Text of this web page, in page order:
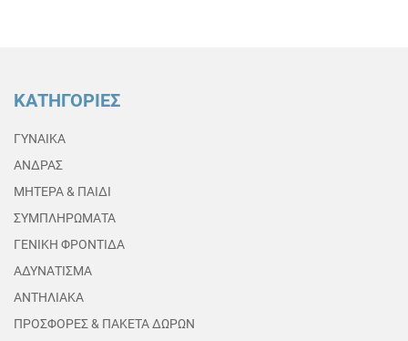
ΚΑΤΗΓΟΡΙΕΣ
ΓΥΝΑΙΚΑ
ΑΝΔΡΑΣ
ΜΗΤΕΡΑ & ΠΑΙΔΙ
ΣΥΜΠΛΗΡΩΜΑΤΑ
ΓΕΝΙΚΗ ΦΡΟΝΤΙΔΑ
ΑΔΥΝΑΤΙΣΜΑ
ΑΝΤΗΛΙΑΚΑ
ΠΡΟΣΦΟΡΕΣ & ΠΑΚΕΤΑ ΔΩΡΩΝ